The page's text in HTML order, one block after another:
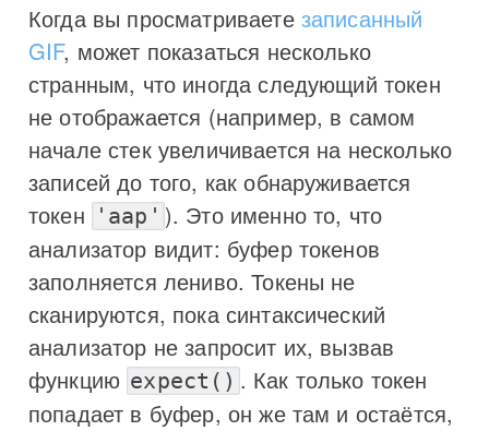
Когда вы просматриваете записанный
GIF, может показаться несколько
странным, что иногда следующий токен
не отображается (например, в самом
начале стек увеличивается на несколько
записей до того, как обнаруживается
токен
'aap' ). Это именно то, что
анализатор видит: буфер токенов
заполняется лениво. Токены не
сканируются, пока синтаксический
анализатор не запросит их, вызвав
функцию expect() . Как только токен
попадает в буфер, он же там и остаётся,